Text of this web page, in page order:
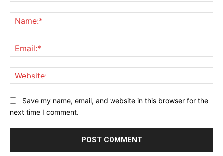
Save my name, email, and website in this browser for the
next time I comment.